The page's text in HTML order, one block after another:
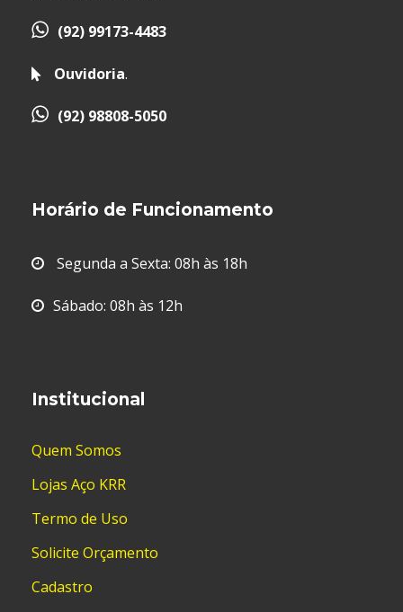
(92) 99173-4483
Ouvidoria.
(92) 98808-5050
Horário de Funcionamento
Segunda a Sexta: 08h às 18h
Sábado: 08h às 12h
Institucional
Quem Somos
Lojas Aço KRR
Termo de Uso
Solicite Orçamento
Cadastro